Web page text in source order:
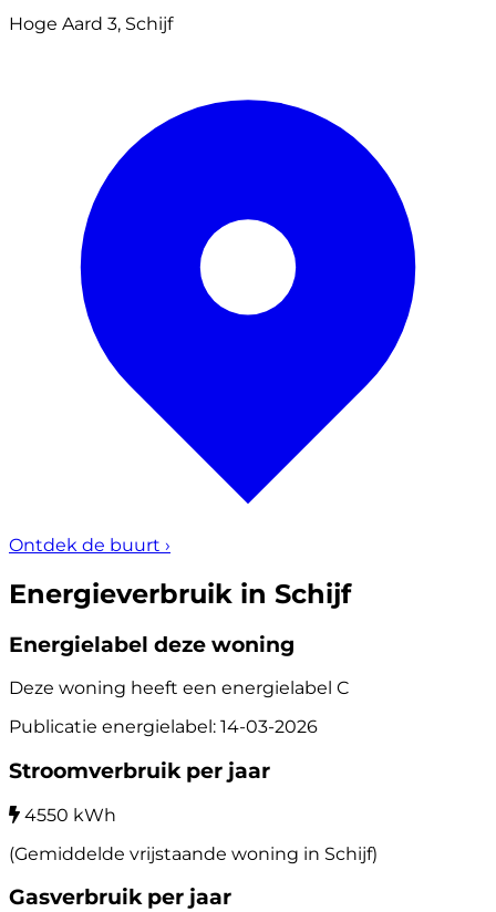
Hoge Aard 3, Schijf
Ontdek de buurt ›
Energieverbruik in Schijf
Energielabel deze woning
Deze woning heeft een energielabel C
Publicatie energielabel: 14-03-2026
Stroomverbruik per jaar
4550 kWh
(Gemiddelde vrijstaande woning in Schijf)
Gasverbruik per jaar